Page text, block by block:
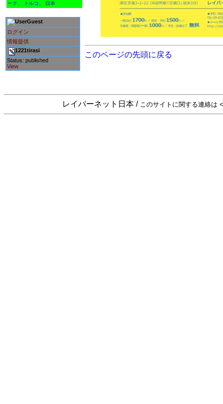
ーク
トルコ 日本
Guest
ログイン
情報提供
1221tirasi
Status: published
View
このページの先頭に戻る
レイバーネット日本 / このサイトに関する連絡は